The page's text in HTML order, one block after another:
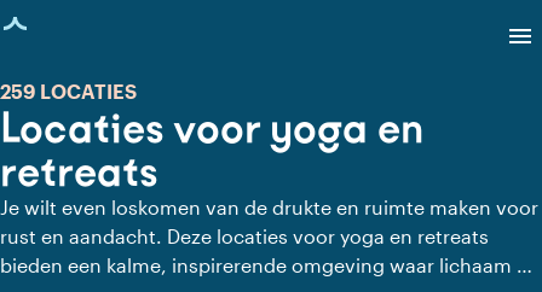
geladen
menu
Locaties voor yoga en
retreats
259 LOCATIES
Je wilt even loskomen van de drukte en ruimte maken voor
rust en aandacht. Deze locaties voor yoga en retreats
bieden een kalme, inspirerende omgeving waar lichaam en